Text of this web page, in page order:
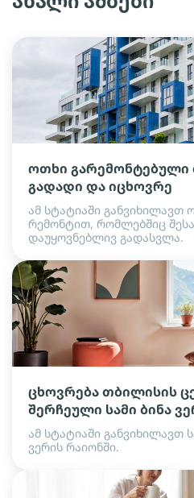
ოთხი გარემონტებული
გადადი და იცხოვრე
ამ სტატიაში განვიხილავთ
რემონტით, რომლებშიც
დაუყოვნებლივ გადასვლა.
ცხოვრება თბილისის
შერჩეული სამი ბინა
ამ სტატიაში განვიხილავთ
ვერის რაიონში.